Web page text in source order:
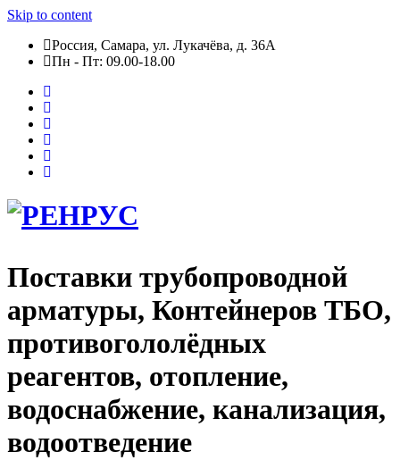
Skip to content
Россия, Самара, ул. Лукачёва, д. 36А
Пн - Пт: 09.00-18.00
Поставки трубопроводной
арматуры, Контейнеров ТБО,
противогололёдных
реагентов, отопление,
водоснабжение, канализация,
водоотведение